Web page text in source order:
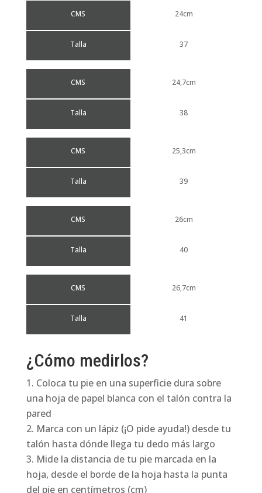
CMS
Talla
24cm
37
CMS
Talla
24,7cm
38
CMS
Talla
25,3cm
39
CMS
Talla
26cm
40
CMS
Talla
26,7cm
41
¿Cómo medirlos?
Coloca tu pie en una superficie dura sobre
una hoja de papel blanca con el talón contra la
pared
Marca con un lápiz (¡O pide ayuda!) desde tu
talón hasta dónde llega tu dedo más largo
Mide la distancia de tu pie marcada en la
hoja, desde el borde de la hoja hasta la punta
del pie en centímetros (cm)